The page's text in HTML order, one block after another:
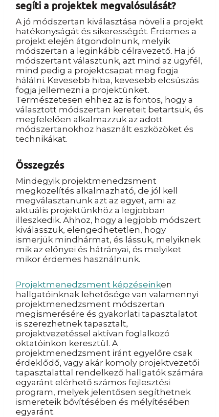
segíti a projektek megvalósulását?
A jó módszertan kiválasztása növeli a projekt
hatékonyságát és sikerességét. Érdemes a
projekt elején átgondolnunk, melyik
módszertan a leginkább célravezető. Ha jó
módszertant választunk, azt mind az ügyfél,
mind pedig a projektcsapat meg fogja
hálálni. Kevesebb hiba, kevesebb elcsúszás
fogja jellemezni a projektünket.
Természetesen ehhez az is fontos, hogy a
választott módszertan kereteit betartsuk, és
megfelelően alkalmazzuk az adott
módszertanokhoz használt eszközöket és
technikákat.
Összegzés
Mindegyik projektmenedzsment
megközelítés alkalmazható, de jól kell
megválasztanunk azt az egyet, ami az
aktuális projektünkhöz a legjobban
illeszkedik. Ahhoz, hogy a legjobb módszert
kiválasszuk, elengedhetetlen, hogy
ismerjük mindhármat, és lássuk, melyiknek
mik az előnyei és hátrányai, és melyiket
mikor érdemes használnunk.
Projektmenedzsment képzéseinken
hallgatóinknak lehetősége van valamennyi
projektmenedzsment módszertan
megismerésére és gyakorlati tapasztalatot
is szerezhetnek tapasztalt,
projektvezetéssel aktívan foglalkozó
oktatóinkon keresztül. A
projektmenedzsment iránt egyelőre csak
érdeklődő, vagy akár komoly projektvezetői
tapasztalattal rendelkező hallgatók számára
egyaránt elérhető számos fejlesztési
program, melyek jelentősen segíthetnek
ismereteik bővítésében és mélyítésében
egyaránt.